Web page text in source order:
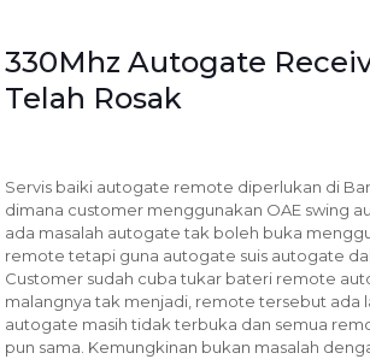
330Mhz Autogate
Telah Rosak
Servis baiki autogate remote diperlukan di
dimana customer menggunakan OAE swing
ada masalah autogate tak boleh buka
remote tetapi guna autogate suis autogate
Customer sudah cuba tukar bateri remote
malangnya tak menjadi, remote tersebut ada
autogate masih tidak terbuka dan semua
pun sama. Kemungkinan bukan masalah